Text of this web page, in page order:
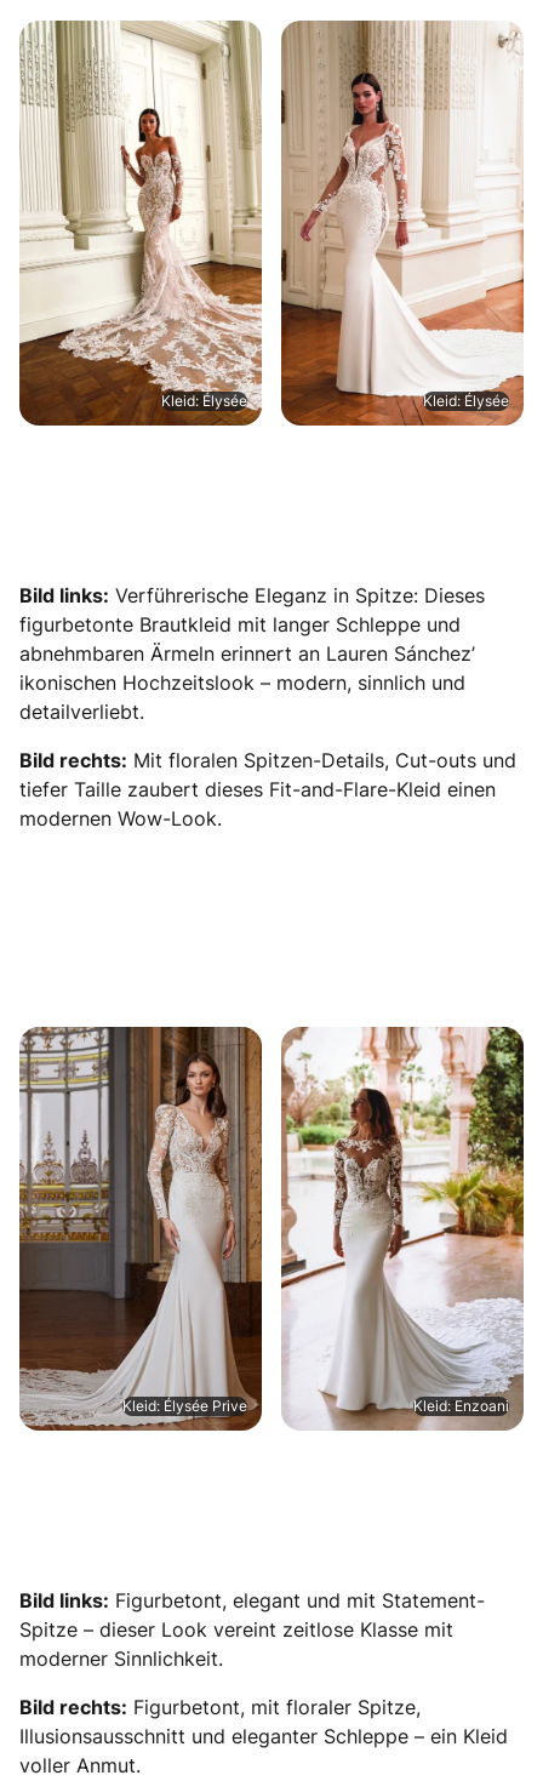
Kleid: Élysée Kleid: Élysée
Bild links: Verführerische Eleganz in Spitze: Dieses
figurbetonte Brautkleid mit langer Schleppe und
abnehmbaren Ärmeln erinnert an Lauren Sánchez’
ikonischen Hochzeitslook – modern, sinnlich und
detailverliebt.
Bild rechts: Mit floralen Spitzen-Details, Cut-outs und
tiefer Taille zaubert dieses Fit-and-Flare-Kleid einen
modernen Wow-Look.
Kleid: Élysée Prive Kleid: Enzoani
Bild links: Figurbetont, elegant und mit Statement-
Spitze – dieser Look vereint zeitlose Klasse mit
moderner Sinnlichkeit.
Bild rechts: Figurbetont, mit floraler Spitze,
Illusionsausschnitt und eleganter Schleppe – ein Kleid
voller Anmut.